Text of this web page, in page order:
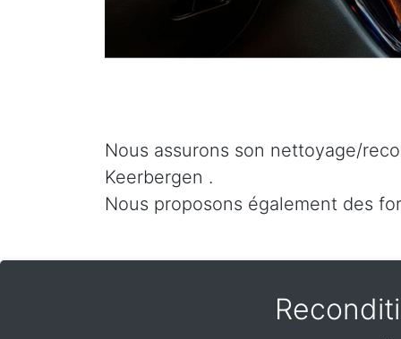
Nous assurons son nettoyage/
Keerbergen .
Nous proposons également des